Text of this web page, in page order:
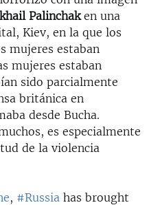
Palinchaken una
Kiev, en la que los
mujeres estaban
mujeres estaban
sido parcialmente
británica en
desde Bucha.
es especialmente
de la violencia
, #Russia has brought